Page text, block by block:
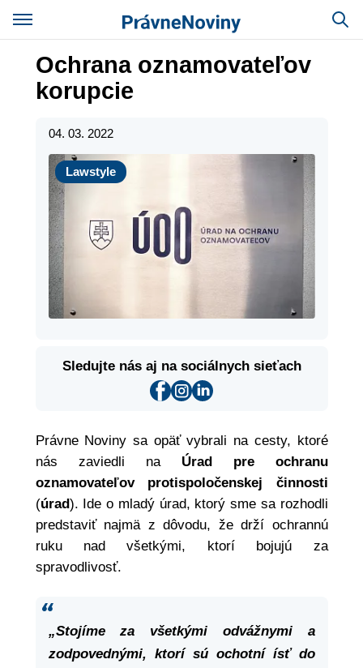
Ochrana oznamovateľov
korupcie
04. 03. 2022
Lawstyle
Lawstyle
Sledujte nás aj na sociálnych sieťach
Právne Noviny sa opäť vybrali na cesty, ktoré
nás zaviedli na Úrad pre ochranu
oznamovateľov protispoločenskej činnosti
(úrad). Ide o mladý úrad, ktorý sme sa rozhodli
predstaviť najmä z dôvodu, že drží ochrannú
ruku nad všetkými, ktorí bojujú za
spravodlivosť.
„Stojíme za všetkými odvážnymi a
zodpovednými, ktorí sú ochotní ísť do